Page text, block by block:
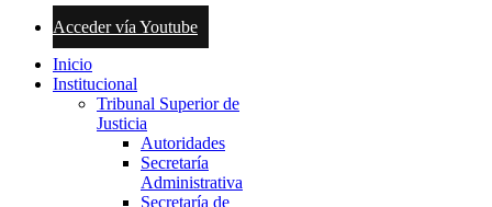
Acceder vía Youtube
Inicio
Institucional
Tribunal Superior de
Justicia
Autoridades
Secretaría
Administrativa
Secretaría de